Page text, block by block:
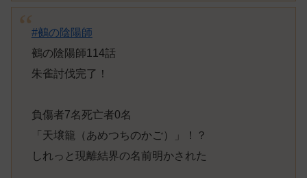
#鵺の陰陽師
鵺の陰陽師114話
朱雀討伐完了！
負傷者7名死亡者0名
「天壌籠（あめつちのかご）」！？
しれっと現離結界の名前明かされた